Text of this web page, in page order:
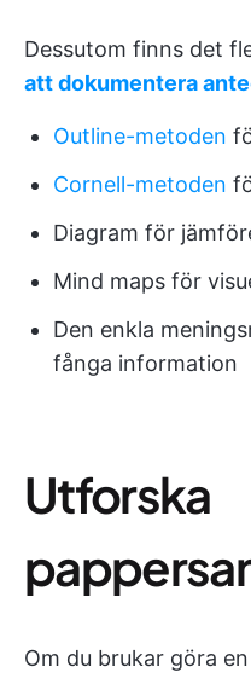
Dessutom finns det
att dokumentera
Outline-metoden
Cornell-metoden
Diagram för
Mind maps för
Den enkla
fånga information
Utforska
Om du brukar göra